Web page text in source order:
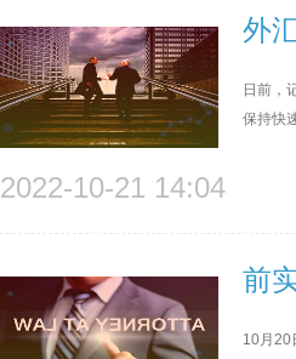
外
日前，
保持快
2022-10-21 14:04
前
10月20